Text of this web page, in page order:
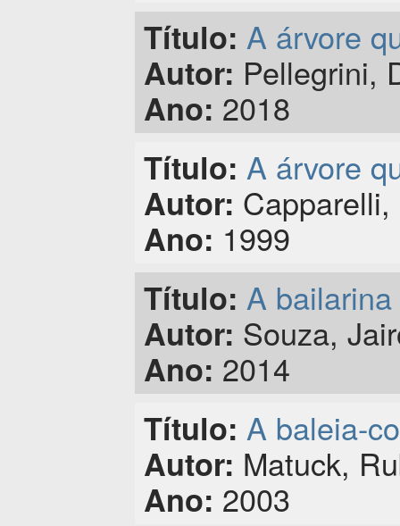
Título: A árvore
Autor: Pellegrini,
Ano: 2018
Título: A árvore
Autor:
Ano: 1999
Título: A
Autor: Souza,
Ano: 2014
Título: A baleia-
Autor: Matuck,
Ano: 2003